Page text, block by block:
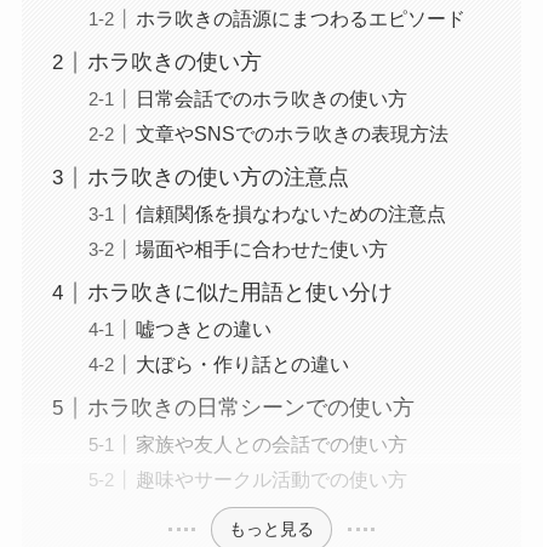
ホラ吹きの語源にまつわるエピソード
ホラ吹きの使い方
日常会話でのホラ吹きの使い方
文章やSNSでのホラ吹きの表現方法
ホラ吹きの使い方の注意点
信頼関係を損なわないための注意点
場面や相手に合わせた使い方
ホラ吹きに似た用語と使い分け
嘘つきとの違い
大ぼら・作り話との違い
ホラ吹きの日常シーンでの使い方
家族や友人との会話での使い方
趣味やサークル活動での使い方
もっと見る